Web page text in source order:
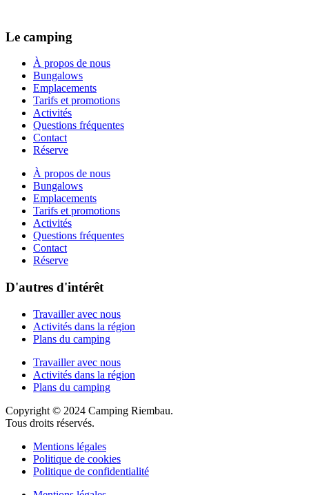
Le camping
À propos de nous
Bungalows
Emplacements
Tarifs et promotions
Activités
Questions fréquentes
Contact
Réserve
À propos de nous
Bungalows
Emplacements
Tarifs et promotions
Activités
Questions fréquentes
Contact
Réserve
D'autres d'intérêt
Travailler avec nous
Activités dans la région
Plans du camping
Travailler avec nous
Activités dans la région
Plans du camping
Copyright © 2024 Camping Riembau.
Tous droits réservés.
Mentions légales
Politique de cookies
Politique de confidentialité